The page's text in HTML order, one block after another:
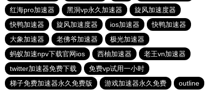
红海pro加速器
黑洞vp永久加速器
旋风加速度器
快鸭加速器
旋风加速度器 ios加速器
快鸭加速器
大象加速器
老佛爷加速器
极光加速器
蚂蚁加速npv下载官网ios
西柚加速器
老王vn加速器
twitter加速器免费下载
免费vp试用一小时
梯子免费加速器永久免费版
游戏加速器永久免费 outline